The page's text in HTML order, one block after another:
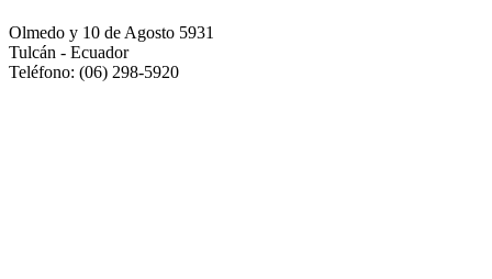
Olmedo y 10 de Agosto 5931
Tulcán - Ecuador
Teléfono: (06) 298-5920